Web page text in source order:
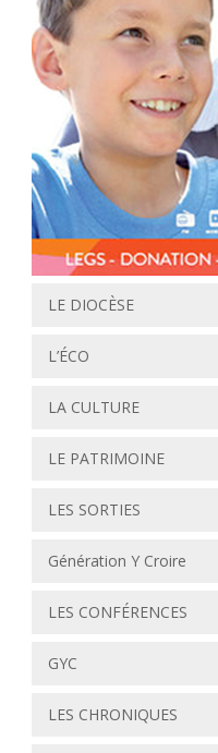
LE DIOCÈSE
L’ÉCO
LA CULTURE
LE PATRIMOINE
LES SORTIES
Génération Y Croire
LES CONFÉRENCES
GYC
LES CHRONIQUES